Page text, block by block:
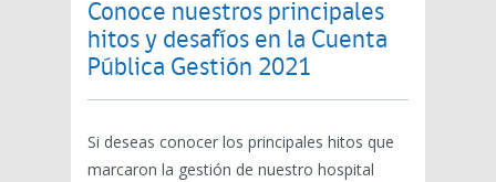
Conoce nuestros principales
hitos y desafíos en la Cuenta
Pública Gestión 2021
Si deseas conocer los principales hitos que
marcaron la gestión de nuestro hospital